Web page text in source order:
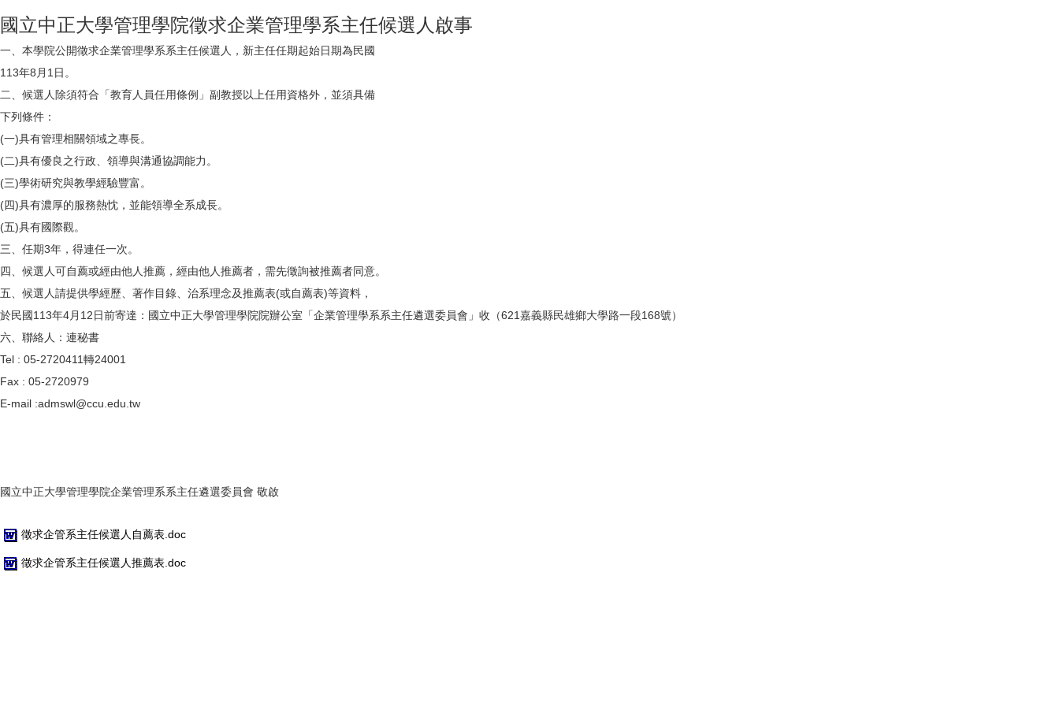
國立中正大學管理學院徵求企業管理學系主任候選人啟事
一、本學院公開徵求企業管理學系系主任候選人，新主任任期起始日期為民國
113年8月1日。
二、候選人除須符合「教育人員任用條例」副教授以上任用資格外，並須具備
下列條件：
(一)具有管理相關領域之專長。
(二)具有優良之行政、領導與溝通協調能力。
(三)學術研究與教學經驗豐富。
(四)具有濃厚的服務熱忱，並能領導全系成長。
(五)具有國際觀。
三、任期3年，得連任一次。
四、候選人可自薦或經由他人推薦，經由他人推薦者，需先徵詢被推薦者同意。
五、候選人請提供學經歷、著作目錄、治系理念及推薦表(或自薦表)等資料，
於民國113年4月12日前寄達：國立中正大學管理學院院辦公室「企業管理學系系主任遴選委員會」收（621嘉義縣民雄鄉大學路一段168號）
六、聯絡人：連秘書
Tel : 05-2720411轉24001
Fax : 05-2720979
E-mail :admswl@ccu.edu.tw
國立中正大學管理學院企業管理系系主任遴選委員會 敬啟
徵求企管系主任候選人自薦表.doc
徵求企管系主任候選人推薦表.doc